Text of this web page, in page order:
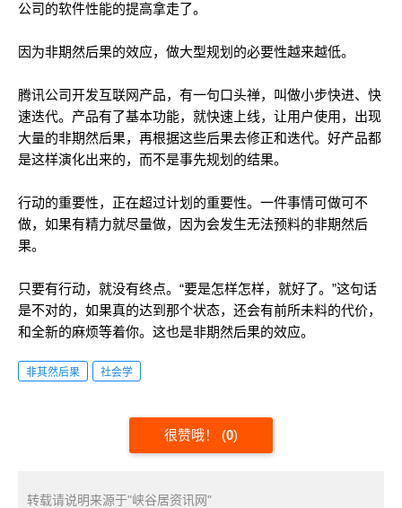
公司的软件性能的提高拿走了。
因为非期然后果的效应，做大型规划的必要性越来越低。
腾讯公司开发互联网产品，有一句口头禅，叫做小步快进、快
速迭代。产品有了基本功能，就快速上线，让用户使用，出现
大量的非期然后果，再根据这些后果去修正和迭代。好产品都
是这样演化出来的，而不是事先规划的结果。
行动的重要性，正在超过计划的重要性。一件事情可做可不
做，如果有精力就尽量做，因为会发生无法预料的非期然后
果。
只要有行动，就没有终点。“要是怎样怎样，就好了。”这句话
是不对的，如果真的达到那个状态，还会有前所未料的代价，
和全新的麻烦等着你。这也是非期然后果的效应。
非其然后果 社会学
很赞哦！ (0)
转载请说明来源于"峡谷居资讯网"